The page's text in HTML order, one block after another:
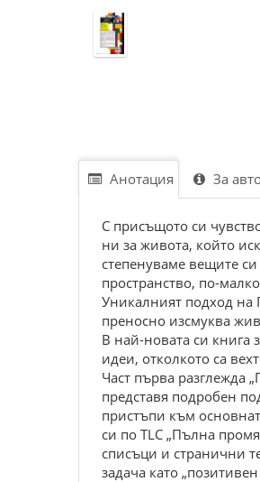
Анотация За
С присъщото си
ни за живота, който
степенуваме вещите
пространство, по-
Уникалният подход на
преносно изсмуква
В най-новата си книга
идеи, отколкото са
Част първа разглежда
представя подробен
пристъпи към
си по TLC „Пълна
списъци и странични
задача като